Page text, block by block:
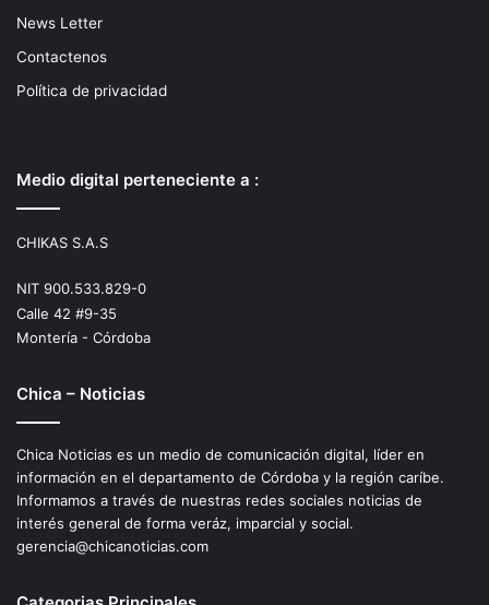
News Letter
Contactenos
Política de privacidad
Medio digital perteneciente a :
CHIKAS S.A.S
NIT 900.533.829-0
Calle 42 #9-35
Montería - Córdoba
Chica – Noticias
Chica Noticias es un medio de comunicación digital, líder en
información en el departamento de Córdoba y la región caríbe.
Informamos a través de nuestras redes sociales noticias de
interés general de forma veráz, imparcial y social.
gerencia@chicanoticias.com